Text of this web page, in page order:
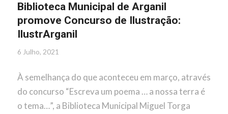
Biblioteca Municipal de Arganil
promove Concurso de Ilustração:
IlustrArganil
6 Julho, 2021
À semelhança do que aconteceu em março, através
do concurso “Escreva um poema … a nossa terra é
o tema…”, a Biblioteca Municipal Miguel Torga